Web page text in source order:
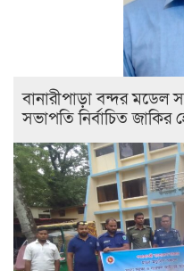
বানারীপাড়া বন্দর মডেল
সভাপতি নির্বাচিত জাকির